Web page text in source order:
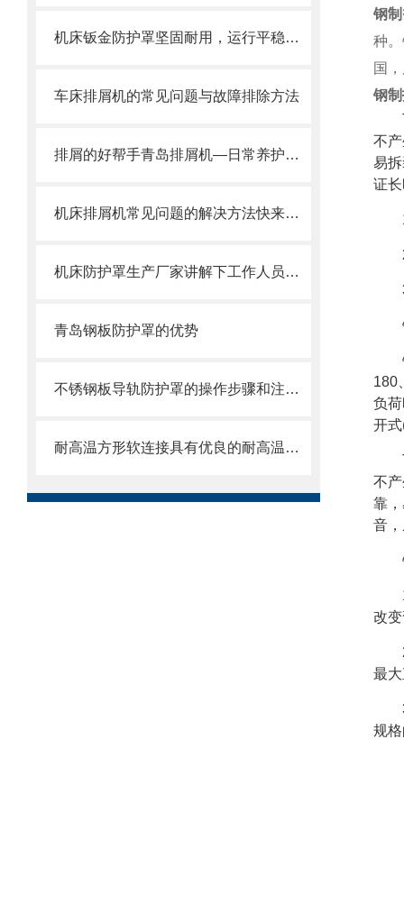
机床钣金防护罩坚固耐用，运行平稳，噪音小
车床排屑机的常见问题与故障排除方法
排屑的好帮手青岛排屑机—日常养护方式
机床排屑机常见问题的解决方法快来看看吧！
机床防护罩生产厂家讲解下工作人员操作的时候需要注意的地方
青岛钢板防护罩的优势
不锈钢板导轨防护罩的操作步骤和注意事项
耐高温方形软连接具有优良的耐高温、耐腐蚀和密封性能
钢
种
国
钢
不
易
证
180
负
开
不
靠
音
改
最
规